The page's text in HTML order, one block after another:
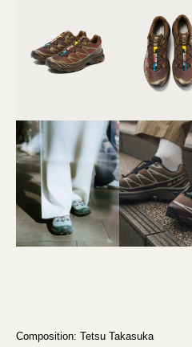
Composition: Tetsu Takasuka